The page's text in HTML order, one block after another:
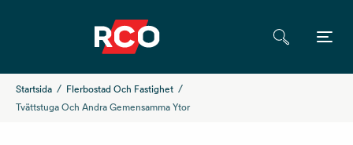
Startsida
Flerbostad Och Fastighet
Tvättstuga Och Andra Gemensamma Ytor